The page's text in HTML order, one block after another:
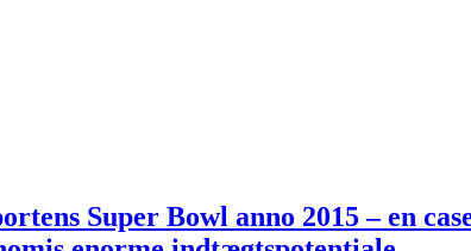
Super Bowl anno 2015 – en